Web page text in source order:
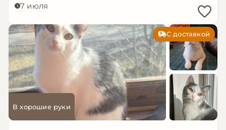
7 июля
С доставкой
В хорошие руки